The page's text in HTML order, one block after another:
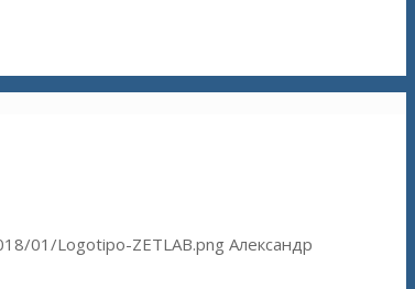
01/Logotipo-ZETLAB.png Александр